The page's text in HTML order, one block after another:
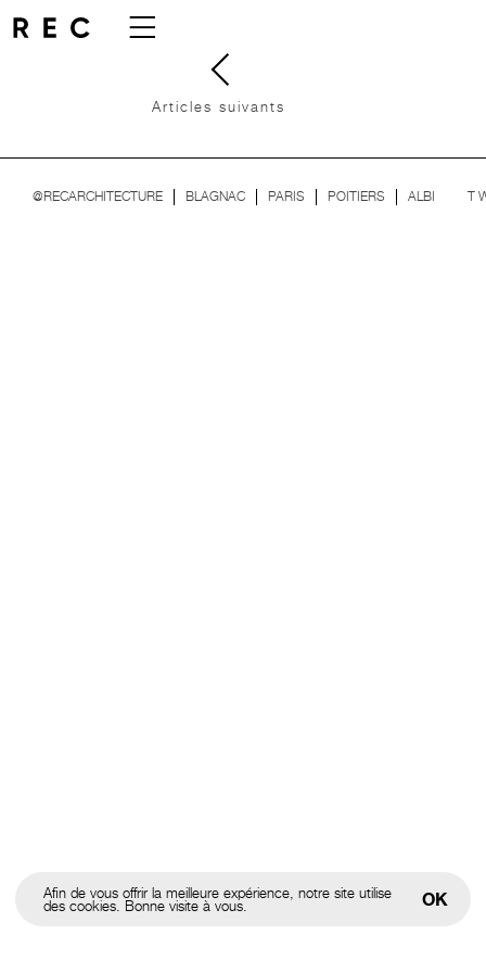
Articles suivants
@RECARCHITECTURE BLAGNAC PARIS POITIERS ALBI
Afin de vous offrir la meilleure expérience, notre site utilise
des cookies. Bonne visite à vous. OK